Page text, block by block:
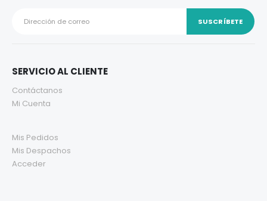
SERVICIO AL CLIENTE
Contáctanos
Mi Cuenta
Mis Pedidos
Mis Despachos
Acceder